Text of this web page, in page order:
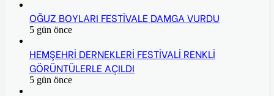
OĞUZ BOYLARI FESTİVALE DAMGA VURDU
5 gün önce
HEMŞEHRİ DERNEKLERİ FESTİVALİ RENKLİ
GÖRÜNTÜLERLE AÇILDI
5 gün önce